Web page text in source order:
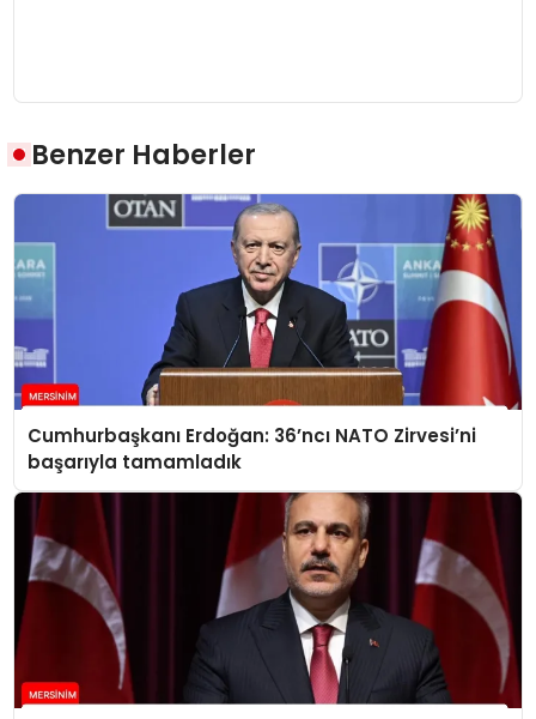
Benzer Haberler
Cumhurbaşkanı Erdoğan: 36’ncı NATO Zirvesi’ni
başarıyla tamamladık